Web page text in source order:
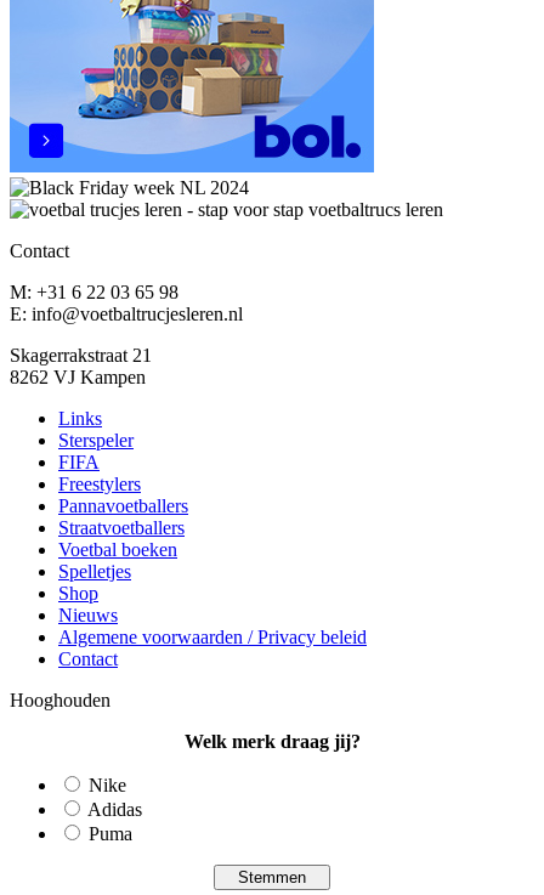
Contact
M: +31 6 22 03 65 98
E: info@voetbaltrucjesleren.nl
Skagerrakstraat 21
8262 VJ Kampen
Links
Sterspeler
FIFA
Freestylers
Pannavoetballers
Straatvoetballers
Voetbal boeken
Spelletjes
Shop
Nieuws
Algemene voorwaarden / Privacy beleid
Contact
Hooghouden
Welk merk draag jij?
Nike
Adidas
Puma